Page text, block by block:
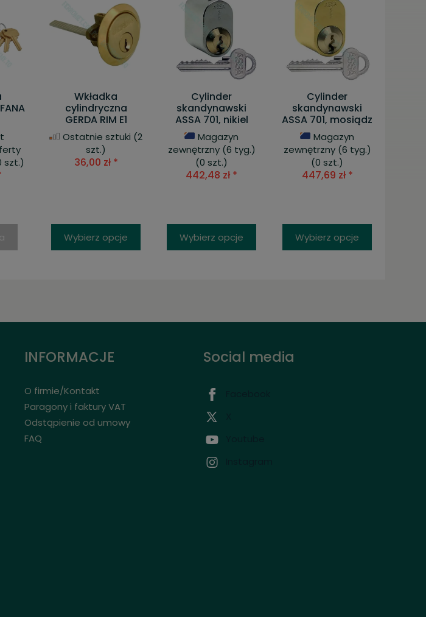
szt.)
Wkładka
cylindryczna
GERDA RIM E1
Ostatnie sztuki (2
szt.)
36,00 zł *
Wybierz opcje
Cylinder
skandynawski
ASSA 701, nikiel
Magazyn
zewnętrzny (6 tyg.)
(0 szt.)
442,48 zł *
Wybierz opcje
Cylinder
skandynawski
ASSA 701, mosiądz
Magazyn
zewnętrzny (6 tyg.)
(0 szt.)
447,69 zł *
Wybierz opcje
INFORMACJE
O firmie/Kontakt
Paragony i faktury VAT
Odstąpienie od umowy
FAQ
Social media